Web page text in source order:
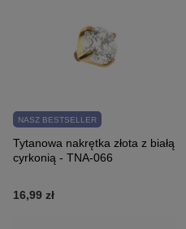
NASZ BESTSELLER
Tytanowa nakrętka złota z białą
cyrkonią - TNA-066
16,99 zł